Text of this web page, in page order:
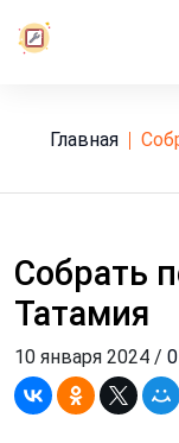
Главная
Собрать
Татамия
10 января 2024 /